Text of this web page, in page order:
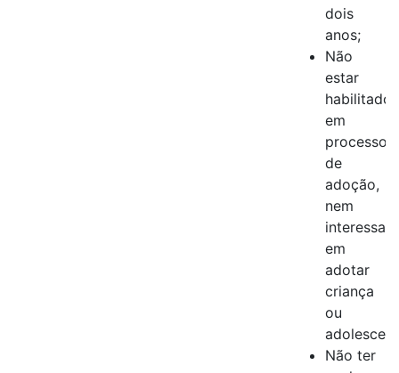
dois
anos;
Não
estar
habilitado,
em
processo
de
adoção,
nem
em
adotar
criança
ou
Não ter